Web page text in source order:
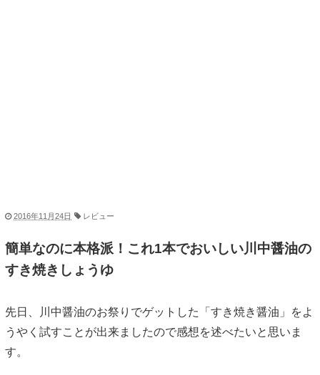
2016年11月24日 レビュー
簡単なのに本格派！これ1本でおいしい川中醤油の
すき焼きしょうゆ
先日、川中醤油のお祭りでゲットした「すき焼き醤油」をよ
うやく試すことが出来ましたので感想を述べたいと思いま
す。